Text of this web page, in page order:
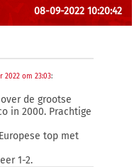
08-09-2022 10:20:42
2022 om 23:03:
de grootse
in 2000. Prachtige
top met
1-2.